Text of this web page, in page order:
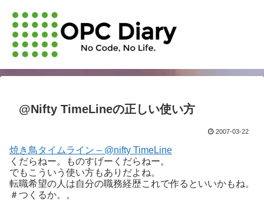
@Nifty TimeLineの正しい使い方
2007-03-22
焼き鳥タイムライン – @nifty TimeLine
くだらねー。ものすげーくだらねー。
でもこういう使い方もありだよね。
転職希望の人は自分の職務経歴これで作るといいかもね。
＃つくるか。。